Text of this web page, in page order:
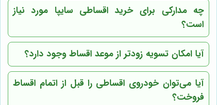
چه مدارکی برای خرید اقساطی سایپا مورد نیاز
است؟
آیا امکان تسویه زودتر از موعد اقساط وجود دارد؟
آیا می‌توان خودروی اقساطی را قبل از اتمام اقساط
فروخت؟